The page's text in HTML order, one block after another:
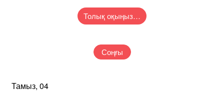
Толық оқыңыз…
Соңғы
Тамыз, 04